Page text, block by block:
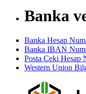
Banka
Banka Hesap
Banka IBAN
Posta Çeki Hesap
Western Union